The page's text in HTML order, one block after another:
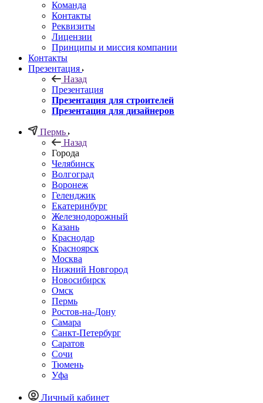
Команда
Контакты
Реквизиты
Лицензии
Принципы и миссия компании
Контакты
Презентация
Назад
Презентация
Презентация для строителей
Презентация для дизайнеров
Пермь
Назад
Города
Челябинск
Волгоград
Воронеж
Геленджик
Екатеринбург
Железнодорожный
Казань
Краснодар
Красноярск
Москва
Нижний Новгород
Новосибирск
Омск
Пермь
Ростов-на-Дону
Самара
Санкт-Петербург
Саратов
Сочи
Тюмень
Уфа
Личный кабинет